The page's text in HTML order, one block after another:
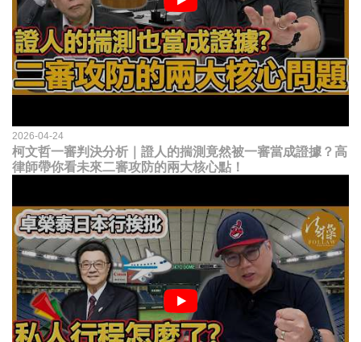
2026-04-24
柯文哲一審判決分析｜證人的揣測竟然被一審當成證據？高
律師帶你看未來二審攻防的兩大核心點！